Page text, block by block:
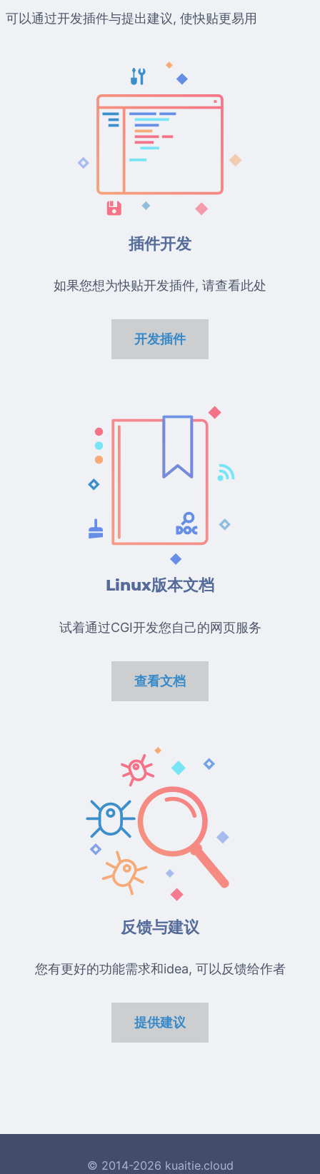
可以通过开发插件与提出建议, 使快贴更易用
插件开发
如果您想为快贴开发插件, 请查看此处
开发插件
Linux版本文档
试着通过CGI开发您自己的网页服务
查看文档
反馈与建议
您有更好的功能需求和idea, 可以反馈给作者
提供建议
© 2014-2026 kuaitie.cloud